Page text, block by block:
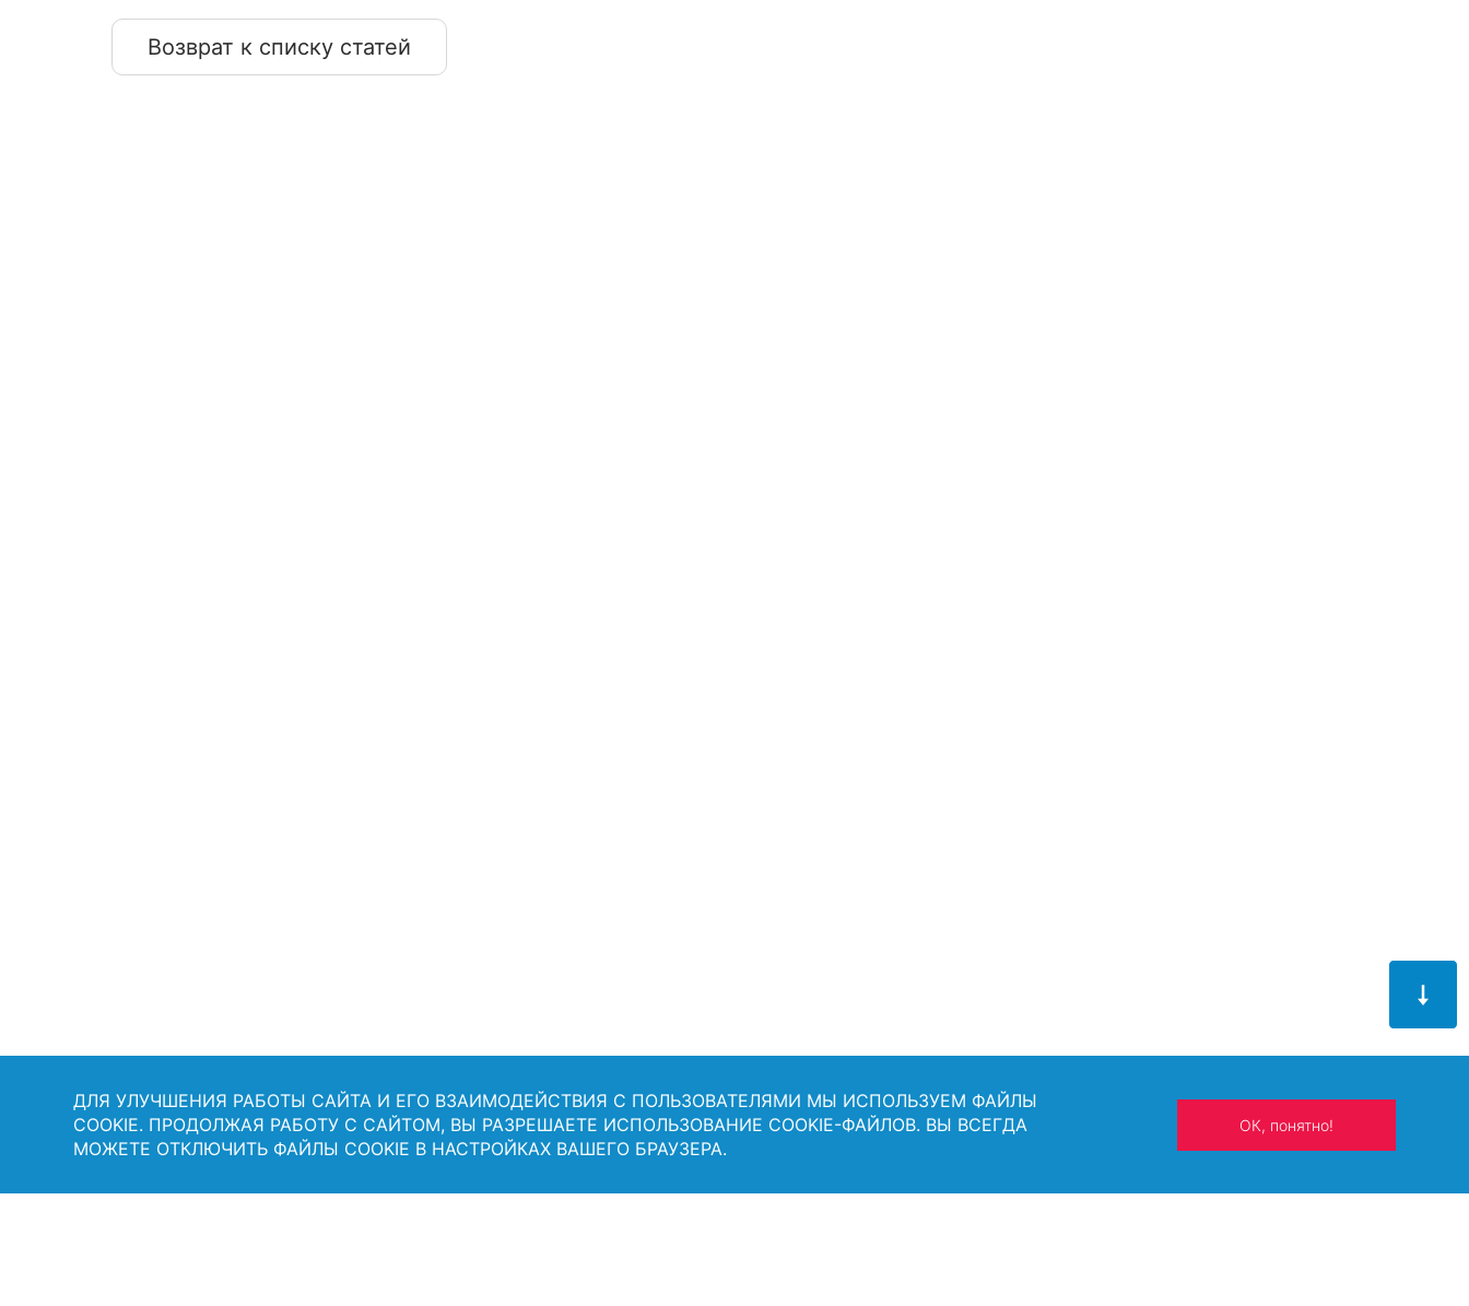
Возврат к списку статей
ДЛЯ УЛУЧШЕНИЯ РАБОТЫ САЙТА И ЕГО ВЗАИМОДЕЙСТВИЯ С ПОЛЬЗОВАТЕЛЯМИ МЫ ИСПОЛЬЗУЕМ ФАЙЛЫ
COOKIE. ПРОДОЛЖАЯ РАБОТУ С САЙТОМ, ВЫ РАЗРЕШАЕТЕ ИСПОЛЬЗОВАНИЕ COOKIE-ФАЙЛОВ. ВЫ ВСЕГДА
МОЖЕТЕ ОТКЛЮЧИТЬ ФАЙЛЫ COOKIE В НАСТРОЙКАХ ВАШЕГО БРАУЗЕРА.
ОК, понятно!